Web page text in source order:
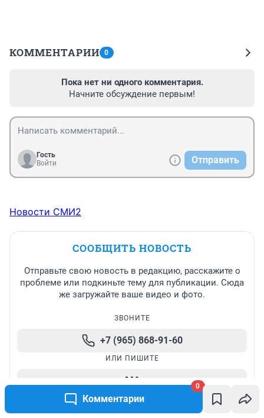
Комментарии
0
КОММЕНТАРИИ 0
Пока нет ни одного комментария.
Начните обсуждение первым!
Гость
Войти
Отправить
Новости СМИ2
СООБЩИТЬ НОВОСТЬ
Отправьте свою новость в редакцию, расскажите о
проблеме или подкиньте тему для публикации. Сюда
же загружайте ваше видео и фото.
ЗВОНИТЕ
+7 (965) 868-91-60
ИЛИ ПИШИТЕ
Написать в редакцию